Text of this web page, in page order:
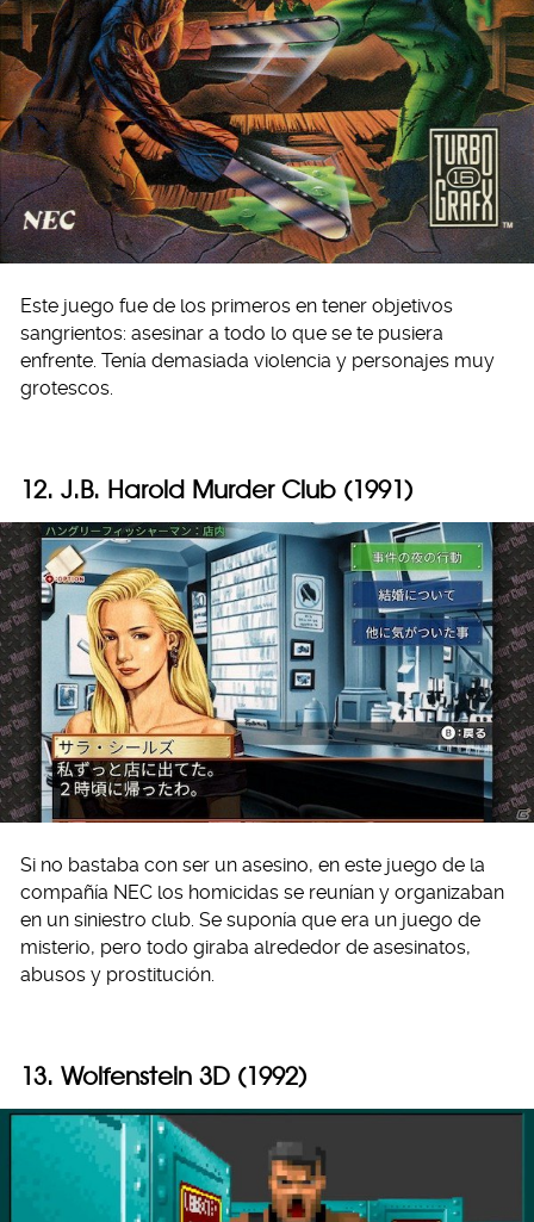
Este juego fue de los primeros en tener objetivos
sangrientos: asesinar a todo lo que se te pusiera
enfrente. Tenía demasiada violencia y personajes muy
grotescos.
12. J.B. Harold Murder Club (1991)
Si no bastaba con ser un asesino, en este juego de la
compañía NEC los homicidas se reunían y organizaban
en un siniestro club. Se suponía que era un juego de
misterio, pero todo giraba alrededor de asesinatos,
abusos y prostitución.
13. Wolfenstein 3D (1992)